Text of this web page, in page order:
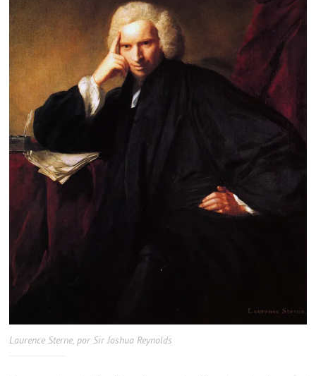
Laurence Sterne, por Sir Joshua Reynolds